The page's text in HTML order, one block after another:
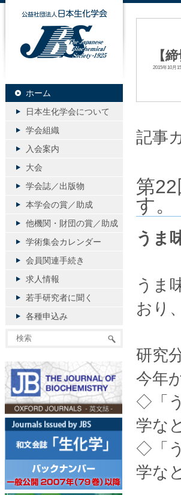
【
2015年10月
記事
第
す。
うま
うま
おり
研究
今年
◇「
学な
◇「
学な
公益社団法
ホーム
日本生化学会について
学会組織
入会案内
大会
学会誌／出版物
本学会の賞／助成
他機関・財団の賞／助成
学術集会カレンダー
会員関連手続き
求人情報
若手研究者に聞く
各種申込み